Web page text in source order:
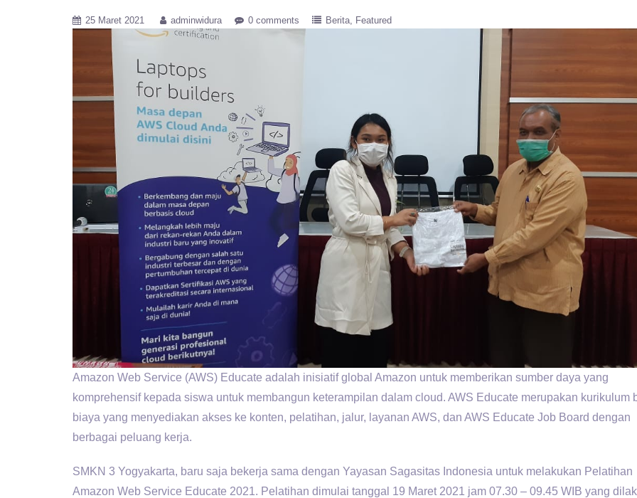
25 Maret 2021 adminwidura 0 comments Berita Featured
Amazon Web Service (AWS) Educate adalah inisiatif global Amazon untuk memberikan sumber daya yang
komprehensif kepada siswa untuk membangun keterampilan dalam cloud. AWS Educate merupakan kurikulum
biaya yang menyediakan akses ke konten, pelatihan, jalur, layanan AWS, dan AWS Educate Job Board dengan
berbagai peluang kerja.
SMKN 3 Yogyakarta, baru saja bekerja sama dengan Yayasan Sagasitas Indonesia untuk melakukan Pelatihan
Amazon Web Service Educate 2021. Pelatihan dimulai tanggal 19 Maret 2021 jam 07.30 – 09.45 WIB yang